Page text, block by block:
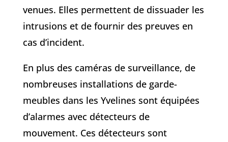
venues. Elles permettent de dissuader les
intrusions et de fournir des preuves en
cas d’incident.
En plus des caméras de surveillance, de
nombreuses installations de garde-
meubles dans les Yvelines sont équipées
d’alarmes avec détecteurs de
mouvement. Ces détecteurs sont